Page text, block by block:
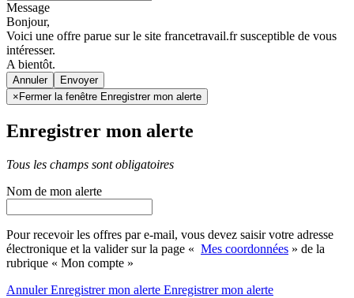
Message
Bonjour,
Voici une offre parue sur le site francetravail.fr susceptible de vous
intéresser.
A bientôt.
Annuler
× Fermer la fenêtre Enregistrer mon alerte
Enregistrer mon alerte
Tous les champs sont obligatoires
Nom de mon alerte
Pour recevoir les offres par e-mail, vous devez saisir votre adresse
électronique et la valider sur la page « Mes coordonnées » de la
rubrique « Mon compte »
AnnulerEnregistrer mon alerte Enregistrermon alerte